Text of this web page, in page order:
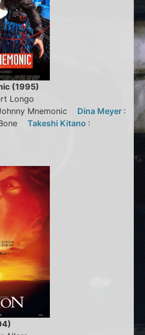
(1995)
Longo
Mnemonic Dina Meyer :
Takeshi Kitano :